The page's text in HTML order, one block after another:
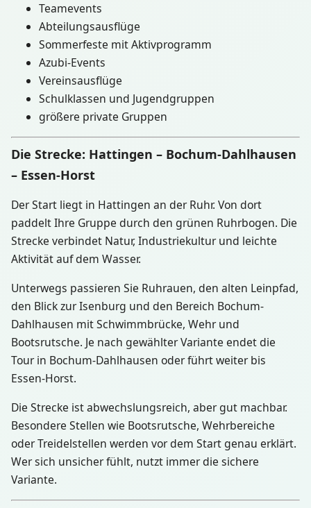
Teamevents
Abteilungsausflüge
Sommerfeste mit Aktivprogramm
Azubi-Events
Vereinsausflüge
Schulklassen und Jugendgruppen
größere private Gruppen
Die Strecke: Hattingen – Bochum-Dahlhausen
– Essen-Horst
Der Start liegt in Hattingen an der Ruhr. Von dort
paddelt Ihre Gruppe durch den grünen Ruhrbogen. Die
Strecke verbindet Natur, Industriekultur und leichte
Aktivität auf dem Wasser.
Unterwegs passieren Sie Ruhrauen, den alten Leinpfad,
den Blick zur Isenburg und den Bereich Bochum-
Dahlhausen mit Schwimmbrücke, Wehr und
Bootsrutsche. Je nach gewählter Variante endet die
Tour in Bochum-Dahlhausen oder führt weiter bis
Essen-Horst.
Die Strecke ist abwechslungsreich, aber gut machbar.
Besondere Stellen wie Bootsrutsche, Wehrbereiche
oder Treidelstellen werden vor dem Start genau erklärt.
Wer sich unsicher fühlt, nutzt immer die sichere
Variante.